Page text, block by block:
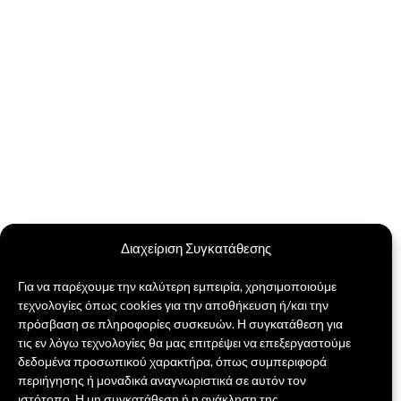
Διαχείριση Συγκατάθεσης
Για να παρέχουμε την καλύτερη εμπειρία, χρησιμοποιούμε
τεχνολογίες όπως cookies για την αποθήκευση ή/και την
πρόσβαση σε πληροφορίες συσκευών. Η συγκατάθεση για
τις εν λόγω τεχνολογίες θα μας επιτρέψει να επεξεργαστούμε
δεδομένα προσωπικού χαρακτήρα, όπως συμπεριφορά
περιήγησης ή μοναδικά αναγνωριστικά σε αυτόν τον